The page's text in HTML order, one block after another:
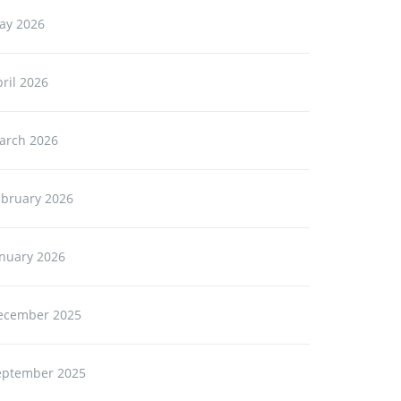
2026
2026
2026
2026
2026
2025
2025